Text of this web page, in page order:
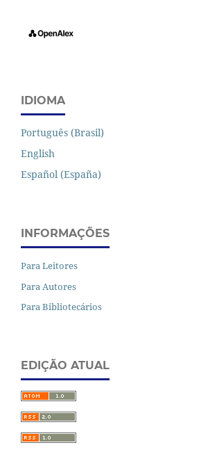
IDIOMA
Português (Brasil)
English
Español (España)
INFORMAÇÕES
Para Leitores
Para Autores
Para Bibliotecários
EDIÇÃO ATUAL